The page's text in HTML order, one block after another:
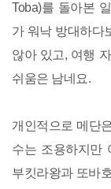
Toba)를 돌아본
가 워낙 방대하다
않아 있고, 여행
쉬움은 남네요.
개인적으로 메단
수는 조용하지만
부킷라왕과 또바